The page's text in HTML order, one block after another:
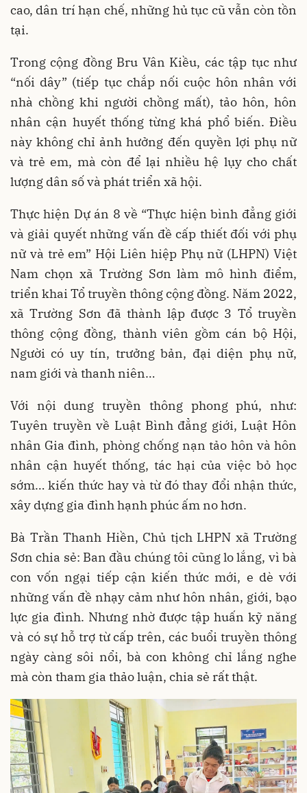
cao, dân trí hạn chế, những hủ tục cũ vẫn còn tồn
tại.
Trong cộng đồng Bru Vân Kiều, các tập tục như
“nối dây” (tiếp tục chắp nối cuộc hôn nhân với
nhà chồng khi người chồng mất), tảo hôn, hôn
nhân cận huyết thống từng khá phổ biến. Điều
này không chỉ ảnh hưởng đến quyền lợi phụ nữ
và trẻ em, mà còn để lại nhiều hệ lụy cho chất
lượng dân số và phát triển xã hội.
Thực hiện Dự án 8 về “Thực hiện bình đẳng giới
và giải quyết những vấn đề cấp thiết đối với phụ
nữ và trẻ em” Hội Liên hiệp Phụ nữ (LHPN) Việt
Nam chọn xã Trường Sơn làm mô hình điểm,
triển khai Tổ truyền thông cộng đồng. Năm 2022,
xã Trường Sơn đã thành lập được 3 Tổ truyền
thông cộng đồng, thành viên gồm cán bộ Hội,
Người có uy tín, trưởng bản, đại diện phụ nữ,
nam giới và thanh niên…
Với nội dung truyền thông phong phú, như:
Tuyên truyền về Luật Bình đẳng giới, Luật Hôn
nhân Gia đình, phòng chống nạn tảo hôn và hôn
nhân cận huyết thống, tác hại của việc bỏ học
sớm… kiến thức hay và từ đó thay đổi nhận thức,
xây dựng gia đình hạnh phúc ấm no hơn.
Bà Trần Thanh Hiền, Chủ tịch LHPN xã Trường
Sơn chia sẻ: Ban đầu chúng tôi cũng lo lắng, vì bà
con vốn ngại tiếp cận kiến thức mới, e dè với
những vấn đề nhạy cảm như hôn nhân, giới, bạo
lực gia đình. Nhưng nhờ được tập huấn kỹ năng
và có sự hỗ trợ từ cấp trên, các buổi truyền thông
ngày càng sôi nổi, bà con không chỉ lắng nghe
mà còn tham gia thảo luận, chia sẻ rất thật.